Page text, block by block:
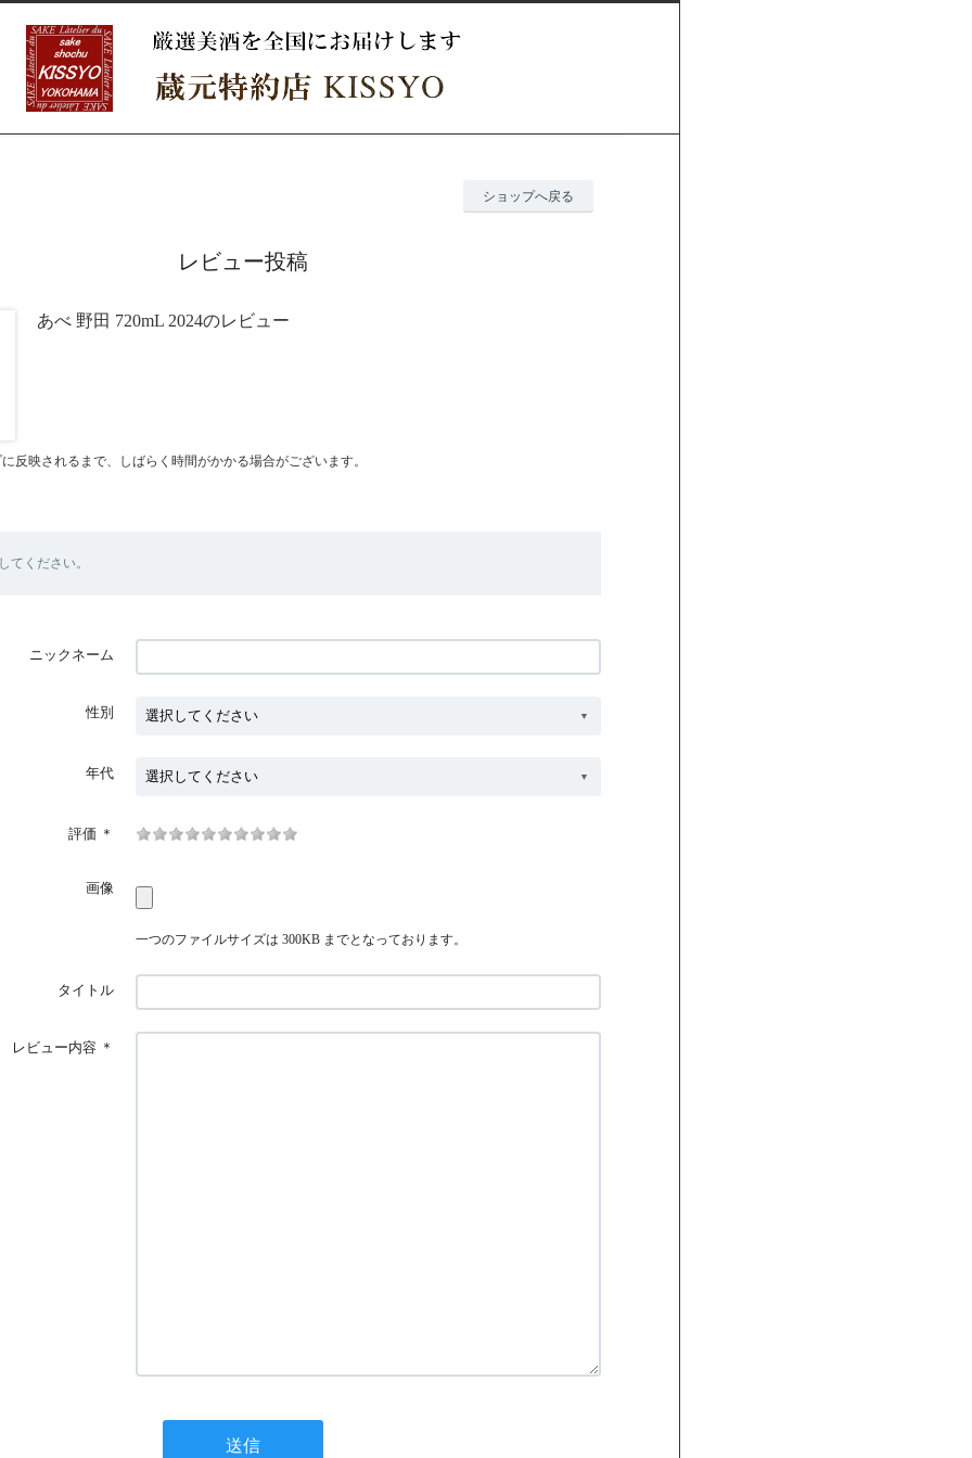
ショップへ戻る
レビュー投稿
あべ 野田 720mL 2024のレビュー
反映されるまで、しばらく時間がかかる場合がございます。
てください。
ニックネーム
性別
年代
評価 ＊
画像
一つのファイルサイズは 300KB までとなっております。
タイトル
レビュー内容 ＊